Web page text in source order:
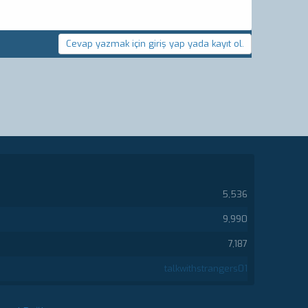
Cevap yazmak için giriş yap yada kayıt ol.
5,536
9,990
7,187
talkwithstrangers01